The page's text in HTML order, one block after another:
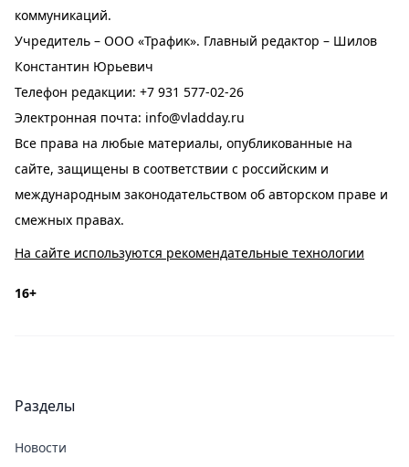
коммуникаций.
Учредитель – ООО «Трафик». Главный редактор – Шилов
Константин Юрьевич
Телефон редакции: +7 931 577-02-26
Электронная почта: info@vladday.ru
Все права на любые материалы, опубликованные на
сайте, защищены в соответствии с российским и
международным законодательством об авторском праве и
смежных правах.
На сайте используются рекомендательные технологии
16+
Разделы
Новости